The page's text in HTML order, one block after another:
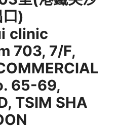
)
clinic
703, 7/F,
65-69,
TSIM SHA